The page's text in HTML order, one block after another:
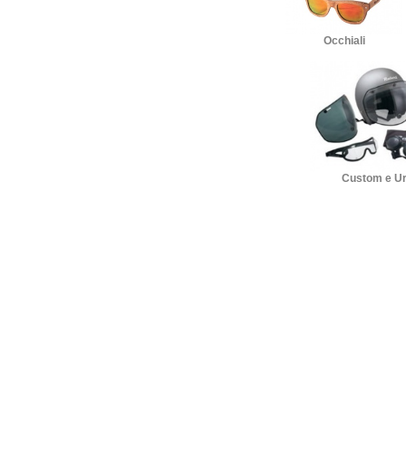
Occhiali
Custom e